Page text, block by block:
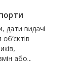
дати видачі
або...